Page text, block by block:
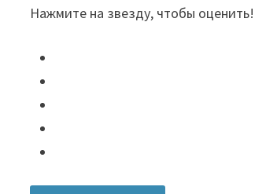
Нажмите на звезду, чтобы оценить!